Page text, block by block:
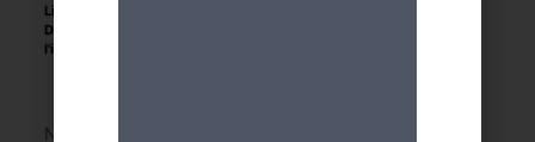
Limite de participants :
Délais pour
l'inscription :
Nous sommes désolés, cette activité a déjà eu lieu.